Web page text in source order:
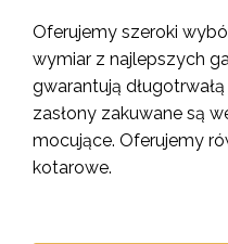
Oferujemy szeroki
wymiar z najlepszych
gwarantują
zasłony zakuwane są
mocujące. Oferujemy
kotarowe.